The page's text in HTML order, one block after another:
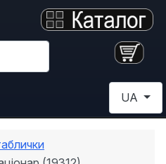
Оберіть
UA